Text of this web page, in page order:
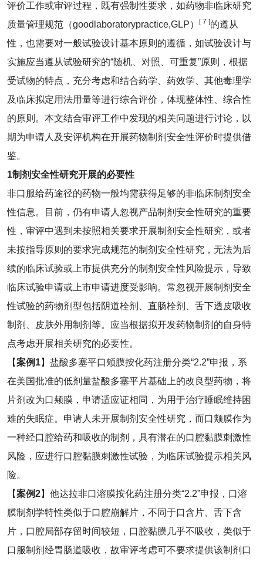
评价工作或审评过程，既有强制性要求，如药物非临床研究
质量管理规范（goodlaboratorypractice,GLP）
[ 7 ]的遵从
性，也需要对一般试验设计基本原则的遵循，如试验设计与
实施应当遵从试验研究的“随机、对照、可重复”原则，根据
受试物的特点，充分考虑和结合药学、药效学、其他毒理学
及临床拟定用法用量等进行综合评价，体现整体性、综合性
的原则。本文结合审评工作中发现的相关问题进行讨论，以
期为申请人及安评机构在开展药物制剂安全性评价时提供借
鉴。
1制剂安全性研究开展的必要性
非口服给药途径的药物一般均需获得足够的非临床制剂安全
性信息。目前，仍有申请人忽视产品制剂安全性研究的重要
性，审评中遇到未按照相关要求开展制剂安全性研究，或者
未按指导原则的要求完成规范的制剂安全性研究，无法为后
续的临床试验或上市提供充分的制剂安全性风险提示，导致
临床试验申请或上市申请进度受影响。常忽视开展制剂安全
性试验的药物剂型包括阴道栓剂、直肠栓剂、舌下透皮吸收
制剂、皮肤外用制剂等。应当根据拟开发药物制剂的自身特
点考虑开展相关研究的必要性。
【案例 1】盐酸多塞平口颊膜按化药注册分类“2.2”申报，系
在美国批准的低剂量盐酸多塞平片基础上的改良型药物，将
片剂改为口颊膜，申请适应证相同，为用于治疗睡眠维持困
难的失眠症。申请人未开展制剂安全性研究，而口颊膜作为
一种经口腔给药和吸收的制剂，具有潜在的口腔黏膜刺激性
风险，应进行口腔黏膜刺激性试验，为临床试验提示相关风
险。
【案例2】他达拉非口溶膜按化药注册分类“2.2”申报，口溶
膜制剂学特性类似于口腔崩解片，不同于口含片、舌下含
片，口腔局部存留时间较短，口腔黏膜几乎不吸收，类似于
口服制剂经胃肠道吸收，故审评考虑可不要求提供该制剂口